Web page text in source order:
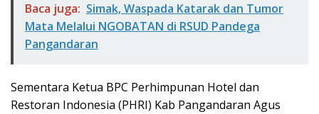
Baca juga: Simak, Waspada Katarak dan Tumor
Mata Melalui NGOBATAN di RSUD Pandega
Pangandaran
Sementara Ketua BPC Perhimpunan Hotel dan
Restoran Indonesia (PHRI) Kab Pangandaran Agus